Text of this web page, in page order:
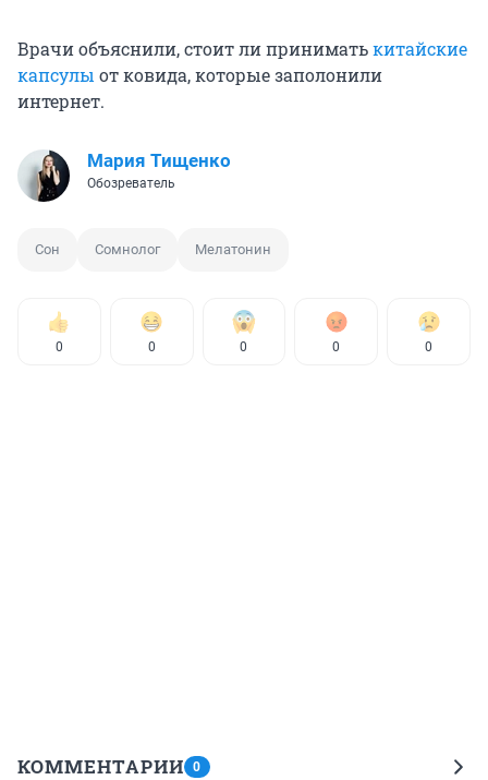
Врачи объяснили, стоит ли приниматькитайские
капсулы от ковида, которые заполонили
интернет.
Мария Тищенко
Обозреватель
Сон Сомнолог Мелатонин
0 0 0 0 0
КОММЕНТАРИИ 0